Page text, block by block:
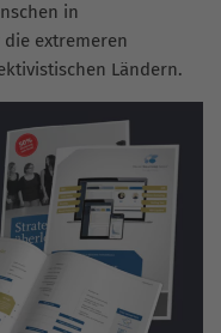
in
extremeren
Ländern.